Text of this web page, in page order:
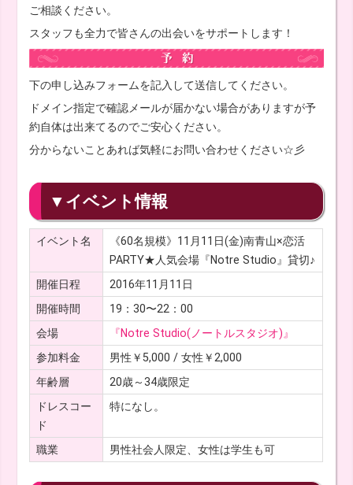
ご相談ください。
スタッフも全力で皆さんの出会いをサポートします！
下の申し込みフォームを記入して送信してください。
ドメイン指定で確認メールが届かない場合がありますが予
約自体は出来てるのでご安心ください。
分からないことあれば気軽にお問い合わせください☆彡
▼イベント情報
イベント名
《60名規模》11月11日(金)南青山×恋活
PARTY★人気会場『Notre Studio』貸切♪
開催日程
2016年11月11日
開催時間
19：30〜22：00
会場
『Notre Studio(ノートルスタジオ)』
参加料金
男性￥5,000 / 女性￥2,000
年齢層
20歳～34歳限定
ドレスコー
ド
特になし。
職業 男性社会人限定、女性は学生も可